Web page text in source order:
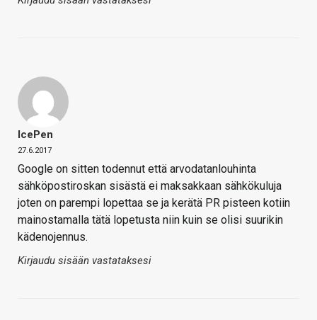
IcePen
27.6.2017
Google on sitten todennut että arvodatanlouhinta
sähköpostiroskan sisästä ei maksakkaan sähkökuluja
joten on parempi lopettaa se ja kerätä PR pisteen kotiin
mainostamalla tätä lopetusta niin kuin se olisi suurikin
kädenojennus.
Kirjaudu sisään vastataksesi